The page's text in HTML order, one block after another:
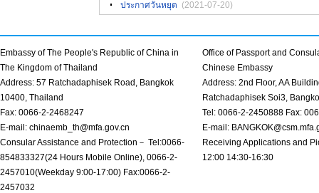
ประกาศวันหยุด (2021-07-20)
Embassy of The People's Republic of China in
The Kingdom of Thailand
Address: 57 Ratchadaphisek Road, Bangkok
10400, Thailand
Fax: 0066-2-2468247
E-mail: chinaemb_th@mfa.gov.cn
Consular Assistance and Protection－ Tel:0066-
854833327(24 Hours Mobile Online), 0066-2-
2457010(Weekday 9:00-17:00) Fax:0066-2-
2457032
Office of Passport and
Chinese Embassy
Address: 2nd Floor, AA
Ratchadaphisek Soi3,
Tel: 0066-2-2450888 Fax:
E-mail:
Receiving Applications and
12:00 14:30-16:30